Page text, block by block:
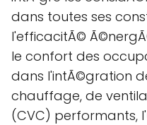
dans toutes ses
l'efficacitÃ©
le confort des
dans l'intÃ©gration
chauffage, de
(CVC) performants,